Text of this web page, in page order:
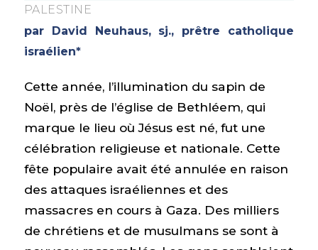
PALESTINE
par David Neuhaus, sj., prêtre catholique
israélien*
Cette année, l’illumination du sapin de
Noël, près de l’église de Bethléem, qui
marque le lieu où Jésus est né, fut une
célébration religieuse et nationale. Cette
fête populaire avait été annulée en raison
des attaques israéliennes et des
massacres en cours à Gaza. Des milliers
de chrétiens et de musulmans se sont à